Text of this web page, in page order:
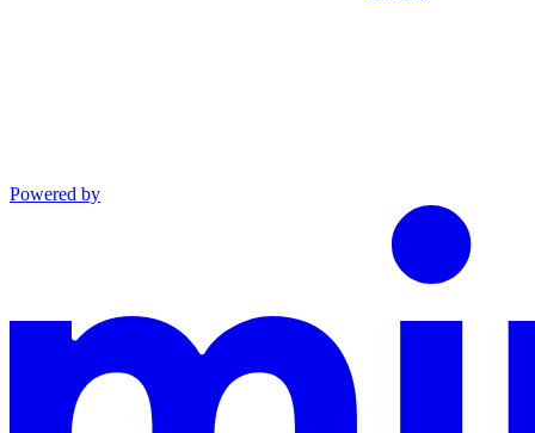
Powered by